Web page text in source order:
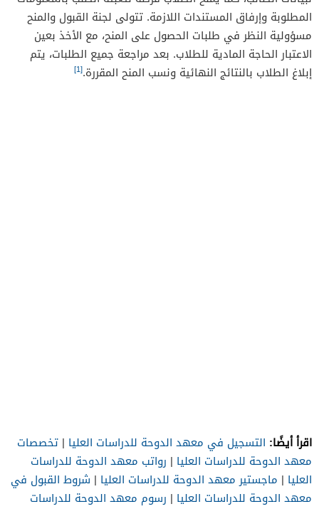
المطلوبة وإرفاق المستندات اللازمة. تتولى لجنة القبول والمنح
مسؤولية النظر في طلبات الحصول على المنح، مع الأخذ بعين
الاعتبار الحاجة المادية للطلاب. بعد مراجعة جميع الطلبات، يتم
إبلاغ الطلاب بالنتائج النهائية ونسب المنح المقررة.[1]
اقرأ أيضًا: التسجيل في معهد الدوحة للدراسات العليا | تخصصات
معهد الدوحة للدراسات العليا | رواتب معهد الدوحة للدراسات
العليا | ماجستير معهد الدوحة للدراسات العليا | شروط القبول في
معهد الدوحة للدراسات العليا | رسوم معهد الدوحة للدراسات